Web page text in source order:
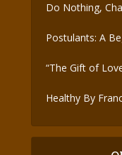
Do Nothing,
Postulants: A
“The Gift of
Healthy By